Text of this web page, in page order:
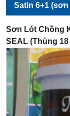
Satin 6+1
Sơn Lót Chồng
SEAL (thùng 18